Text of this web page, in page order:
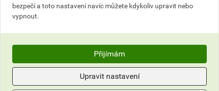
(6,4/3,2)černá
11,80 Kč
cena za ks s DPH
8,26 Kč
7,60Kč
cena za ks s DPH
bezpečí a toto nastavení navíc můžete kdykoliv upravit nebo
vypnout.
Přijímám
Upravit nastavení